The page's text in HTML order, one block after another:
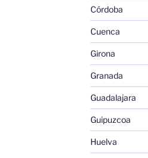
Córdoba
Cuenca
Girona
Granada
Guadalajara
Guipuzcoa
Huelva